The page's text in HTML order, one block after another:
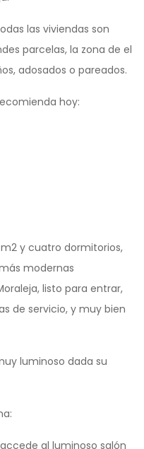
las viviendas son
parcelas, la zona de el
adosados o pareados.
hoy:
y cuatro dormitorios,
modernas
listo para entrar,
de servicio, y muy bien
luminoso dada su
al luminoso salón